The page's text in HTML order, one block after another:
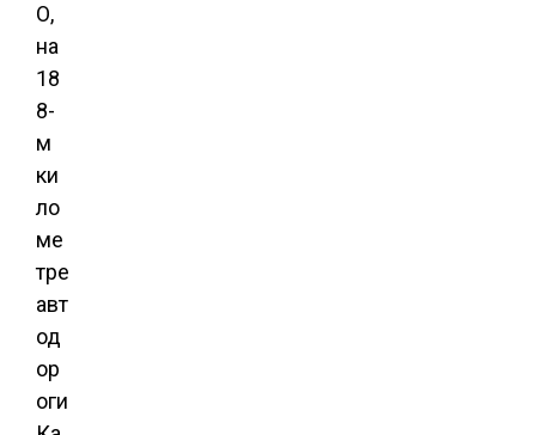
О,
на
18
8-
м
ки
ло
ме
тре
авт
од
ор
оги